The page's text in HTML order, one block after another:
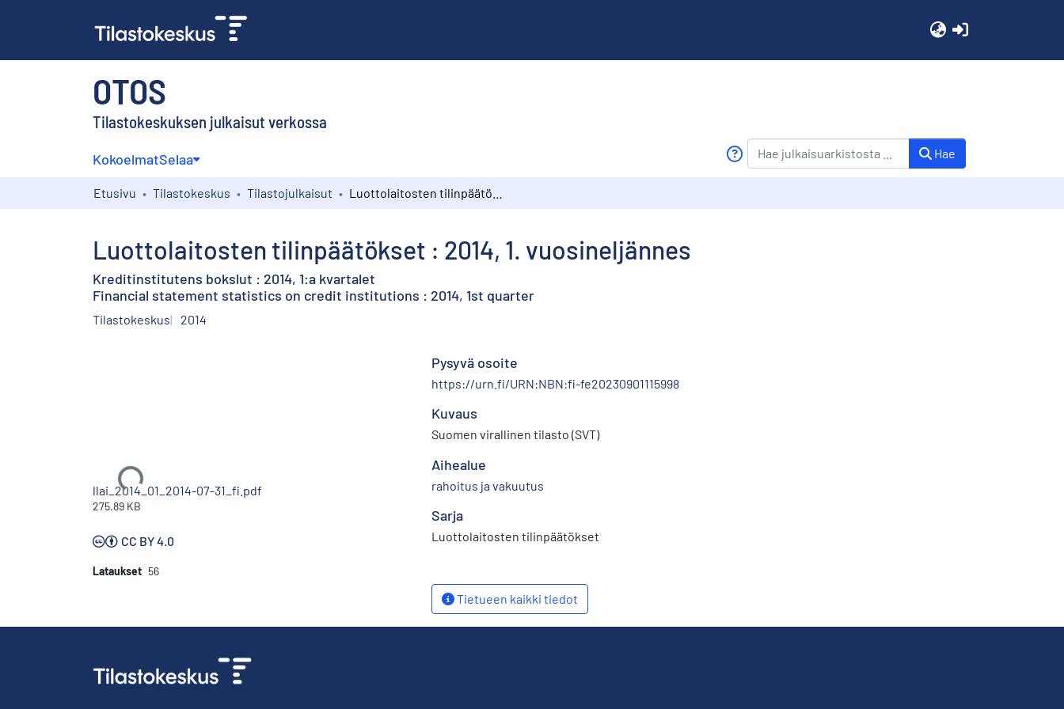
OTOS
Tilastokeskuksen julkaisut verkossa
KokoelmatSelaa Hae
Etusivu Tilastokeskus Tilastojulkaisut
Luottolaitosten tilinpäätökset : 2014, 1. vuosineljännes
Kreditinstitutens bokslut : 2014, 1:a kvartalet
Financial statement statistics on credit institutions : 2014, 1st quarter
Tilastokeskus 2014
Ladataan...
llai_2014_01_2014-07-31_fi.pdf
275.89 KB
CC BY 4.0
Lataukset 56
Pysyvä osoite
https://urn.fi/URN:NBN:fi-fe20230901115998
Kuvaus
Suomen virallinen tilasto (SVT)
Aihealue
rahoitus ja vakuutus
Sarja
Luottolaitosten tilinpäätökset
Tietueen kaikki tiedot